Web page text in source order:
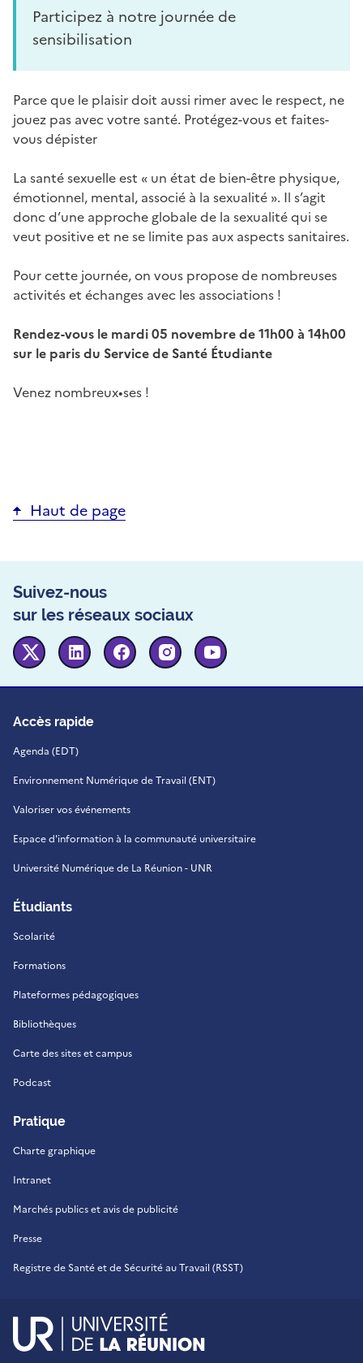
Participez à notre journée de
sensibilisation
Parce que le plaisir doit aussi rimer avec le respect, ne
jouez pas avec votre santé. Protégez-vous et faites-
vous dépister
La santé sexuelle est « un état de bien-être physique,
émotionnel, mental, associé à la sexualité ». Il s’agit
donc d’une approche globale de la sexualité qui se
veut positive et ne se limite pas aux aspects sanitaires.
Pour cette journée, on vous propose de nombreuses
activités et échanges avec les associations !
Rendez-vous le mardi 05 novembre de 11h00 à 14h00
sur le paris du Service de Santé Étudiante
Venez nombreux•ses !
Haut de page
Suivez-nous
sur les réseaux sociaux
Twitter Linkedin FacebookInstagram
Accès rapide
Agenda (EDT)
Environnement Numérique de Travail (ENT)
Valoriser vos événements
Espace d'information à la communauté universitaire
Université Numérique de La Réunion - UNR
Étudiants
Scolarité
Formations
Plateformes pédagogiques
Bibliothèques
Carte des sites et campus
Podcast
Pratique
Charte graphique
Intranet
Marchés publics et avis de publicité
Presse
Registre de Santé et de Sécurité au Travail (RSST)